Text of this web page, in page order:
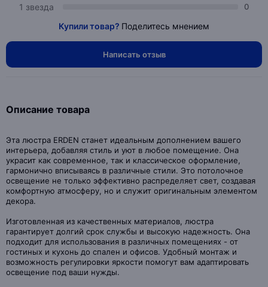
1 звезда 0
Купили товар? Поделитесь мнением
Написать отзыв
Описание товара
Эта люстра ERDEN станет идеальным дополнением вашего
интерьера, добавляя стиль и уют в любое помещение. Она
украсит как современное, так и классическое оформление,
гармонично вписываясь в различные стили. Это потолочное
освещение не только эффективно распределяет свет, создавая
комфортную атмосферу, но и служит оригинальным элементом
декора.
Изготовленная из качественных материалов, люстра
гарантирует долгий срок службы и высокую надежность. Она
подходит для использования в различных помещениях - от
гостиных и кухонь до спален и офисов. Удобный монтаж и
возможность регулировки яркости помогут вам адаптировать
освещение под ваши нужды.